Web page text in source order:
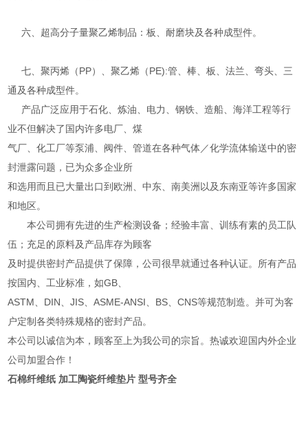
六、超高分子量聚乙烯制品：板、耐磨块及各种成型件。
七、聚丙烯（PP）、聚乙烯（PE):管、棒、板、法兰、弯头、三
通及各种成型件。
产品广泛应用于石化、炼油、电力、钢铁、造船、海洋工程等行
业不但解决了国内许多电厂、煤
气厂、化工厂等泵浦、阀件、管道在各种气体／化学流体输送中的密
封泄露问题，已为众多企业所
和选用而且已大量出口到欧洲、中东、南美洲以及东南亚等许多国家
和地区。
本公司拥有先进的生产检测设备；经验丰富、训练有素的员工队
伍；充足的原料及产品库存为顾客
及时提供密封产品提供了保障，公司很早就通过各种认证。所有产品
按国内、工业标准，如GB、
ASTM、DIN、JIS、ASME-ANSI、BS、CNS等规范制造。并可为客
户定制各类特殊规格的密封产品。
本公司以诚信为本，顾客至上为我公司的宗旨。热诚欢迎国内外企业
公司加盟合作！
石棉纤维纸 加工陶瓷纤维垫片 型号齐全